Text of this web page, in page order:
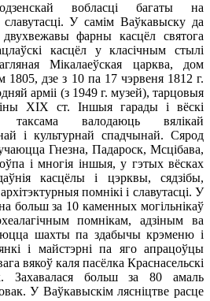
вобласці багаты на
славутасці. У самім Ваўкавыску да
двухвежавы фарны касцёл святога
касцёл у класічным стылі
Мікалаеўская царква, дом
1805, дзе з 10 па 17 чэрвеня 1812 г.
арміі (з 1949 г. музей), тарцовыя
XIX ст. Іншыя гарады і вёскі
таксама валодаюць вялікай
і культурнай спадчынай. Сярод
Гнезна, Падароск, Мсцібава,
і многія іншыя, у гэтых вёсках
касцёлы і цэрквы, сядзібы,
помнікі і славутасці. У
больш за 10 каменных могільнікаў
помнікам, адзіным ва
шахты па здабычы крэменю і
і майстэрні па яго апрацоўцы
вякоў каля пасёлка Краснасельскі
Захавалася больш за 80 амаль
У Ваўкавыскім лясніцтве расце